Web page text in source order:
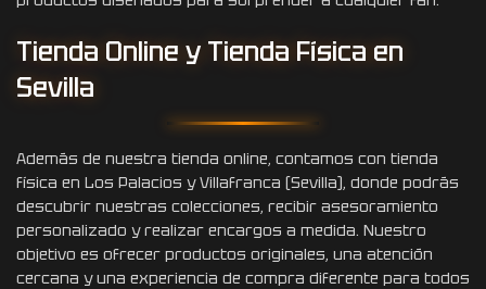
Tienda Online y Tienda Física en
Sevilla
Además de nuestra tienda online, contamos con tienda
física en Los Palacios y Villafranca (Sevilla), donde podrás
descubrir nuestras colecciones, recibir asesoramiento
personalizado y realizar encargos a medida. Nuestro
objetivo es ofrecer productos originales, una atención
cercana y una experiencia de compra diferente para todos